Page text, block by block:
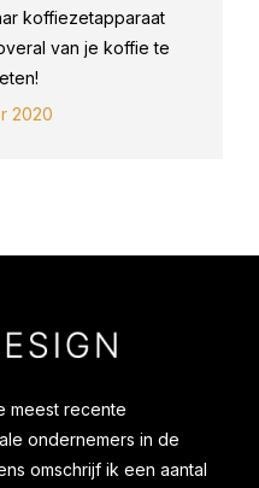
koffiezetapparaat
van je koffie te
2020
meest recente
ondernemers in de
omschrijf ik een aantal